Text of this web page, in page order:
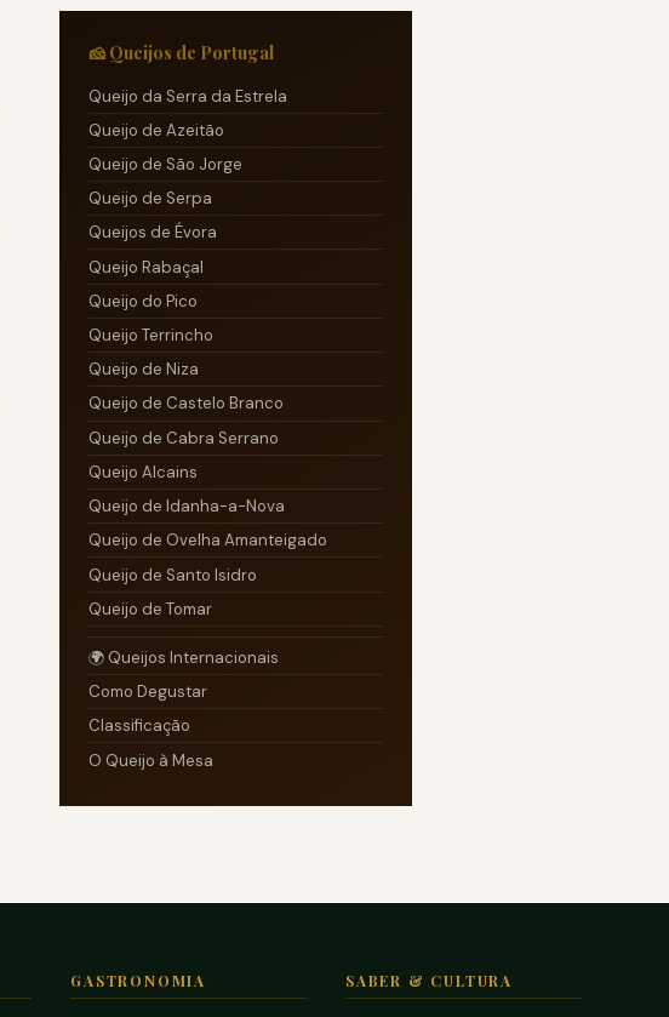
🧀 Queijos de Portugal
Queijo da Serra da Estrela
Queijo de Azeitão
Queijo de São Jorge
Queijo de Serpa
Queijos de Évora
Queijo Rabaçal
Queijo do Pico
Queijo Terrincho
Queijo de Niza
Queijo de Castelo Branco
Queijo de Cabra Serrano
Queijo Alcains
Queijo de Idanha-a-Nova
Queijo de Ovelha Amanteigado
Queijo de Santo Isidro
Queijo de Tomar
🌍 Queijos Internacionais
Como Degustar
Classificação
O Queijo à Mesa
GASTRONOMIA SABER & CULTURA